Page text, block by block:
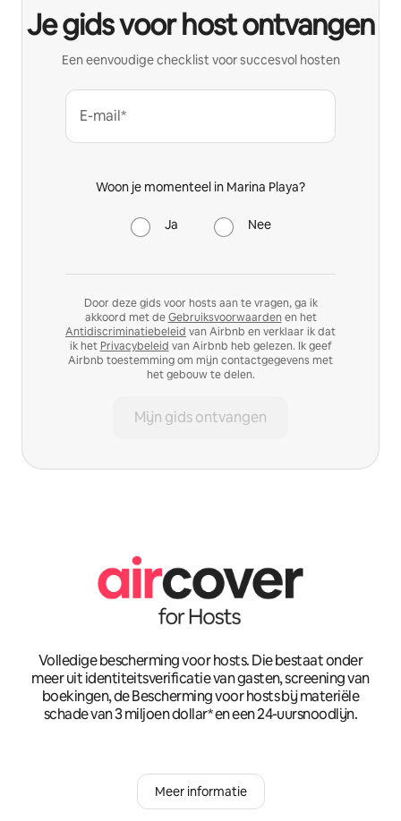
Je gids voor host ontvangen
Een eenvoudige checklist voor succesvol hosten
E-mail*
Woon je momenteel in Marina Playa?
Ja Nee
Door deze gids voor hosts aan te vragen, ga ik
akkoord met deGebruiksvoorwaarden en het
Antidiscriminatiebeleid van Airbnb en verklaar ik dat
ik het Privacybeleid van Airbnb heb gelezen. Ik geef
Airbnb toestemming om mijn contactgegevens met
het gebouw te delen.
Mijn gids ontvangen
Volledige bescherming voor hosts. Die bestaat onder
meer uit identiteitsverificatie van gasten, screening van
boekingen, de Bescherming voor hosts bij materiële
schade van 3 miljoen dollar* en een 24-uursnoodlijn.
Meer informatie